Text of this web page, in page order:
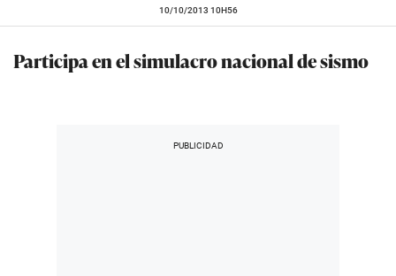
10/10/2013 10H56
Participa en el simulacro nacional de sismo